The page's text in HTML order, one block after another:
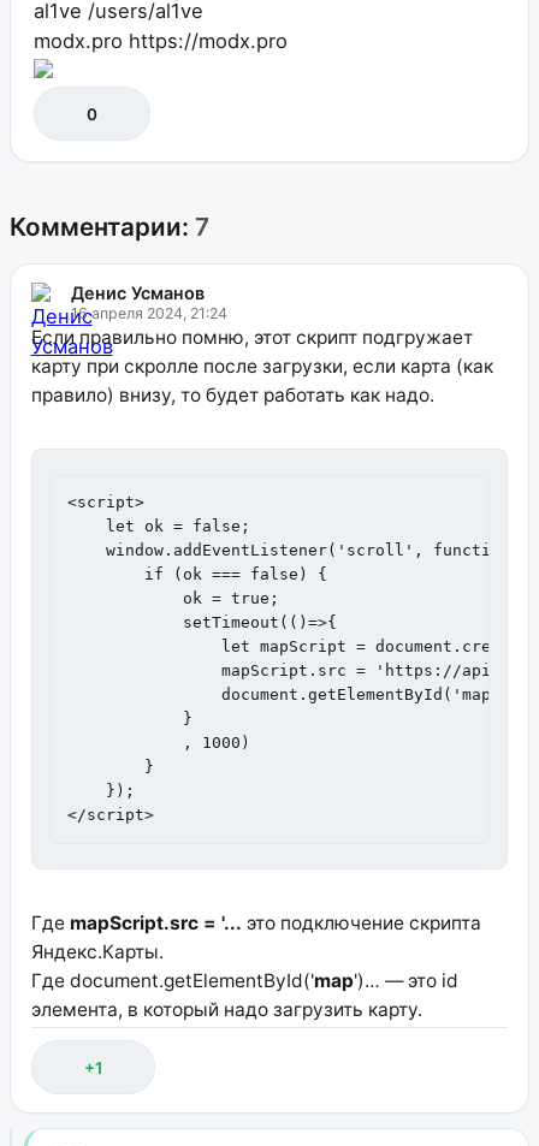
al1ve /users/al1ve
modx.pro https://modx.pro
0
Комментарии: 7
Денис Усманов
16 апреля 2024, 21:24
Если правильно помню, этот скрипт подгружает
карту при скролле после загрузки, если карта (как
правило) внизу, то будет работать как надо.
<script>
    let ok = false;
window.addEventListener('scroll', function()
        if (ok === false) {
            ok = true;
            setTimeout(()=>{
let mapScript =
mapScript.src = 'https://api-
            }
            , 1000)
        }
    });
</script>
Где mapScript.src = '... это подключение скрипта
Яндекс.Карты.
Где document.getElementById('map')… — это id
элемента, в который надо загрузить карту.
+1